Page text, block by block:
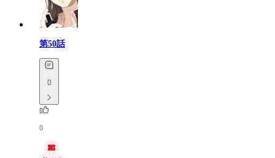
第50話
0
0